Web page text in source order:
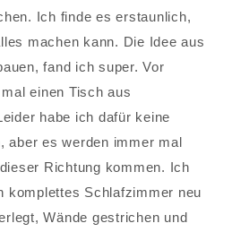
Ich finde es erstaunlich,
machen kann. Die Idee aus
fand ich super. Vor
einen Tisch aus
habe ich dafür keine
aber es werden immer mal
Richtung kommen. Ich
komplettes Schlafzimmer neu
Wände gestrichen und